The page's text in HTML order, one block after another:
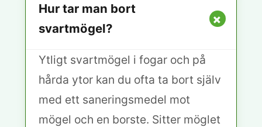
Hur tar man bort
svartmögel?
+
Ytligt svartmögel i fogar och på
hårda ytor kan du ofta ta bort själv
med ett saneringsmedel mot
mögel och en borste. Sitter möglet